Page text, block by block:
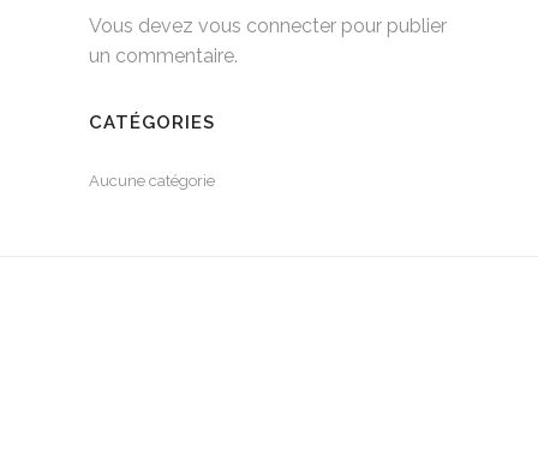
Vous devez vous connecter pour publier
un commentaire.
CATÉGORIES
Aucune catégorie